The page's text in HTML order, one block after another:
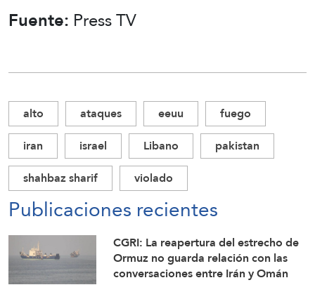
Fuente: Press TV
alto ataques eeuu
fuego
iran
israel Libano
pakistan
shahbaz sharif
violado
Publicaciones recientes
CGRI: La reapertura del estrecho de
Ormuz no guarda relación con las
conversaciones entre Irán y Omán